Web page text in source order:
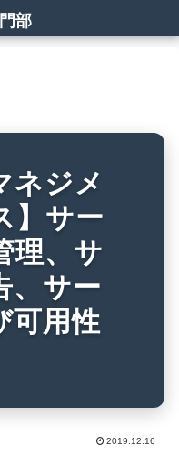
部
ネジメ
】サー
理、サ
、サー
可用性
2019.12.16